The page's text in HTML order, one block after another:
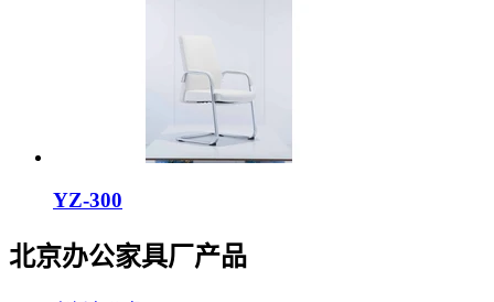
YZ-300
北京办公家具厂产品